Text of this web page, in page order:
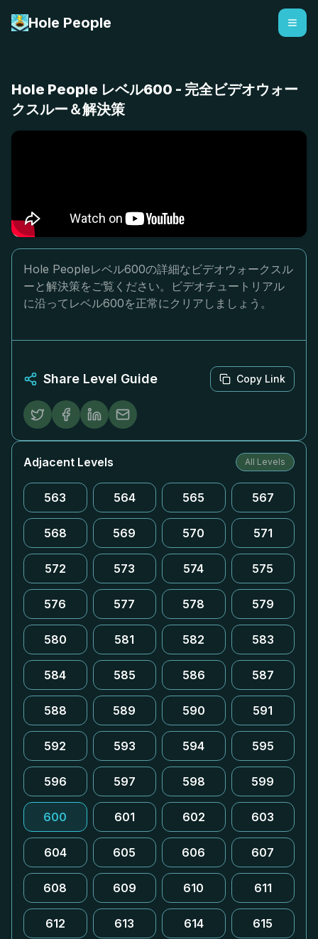
Hole People
Hole People レベル600 - 完全ビデオウォー
クスルー＆解決策
Hole Peopleレベル600の詳細なビデオウォークスル
ーと解決策をご覧ください。ビデオチュートリアル
に沿ってレベル600を正常にクリアしましょう。
Share Level Guide Copy Link
Adjacent Levels All Levels
563 564 565 567
568 569 570 571
572 573 574 575
576 577 578 579
580 581 582 583
584 585 586 587
588 589 590 591
592 593 594 595
596 597 598 599
600 601 602 603
604 605 606 607
608 609 610 611
612 613 614 615